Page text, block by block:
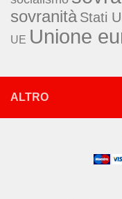
sovranità Stati
UE Unione
ALTRO